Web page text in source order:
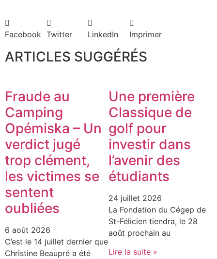
Facebook Twitter LinkedIn Imprimer
ARTICLES SUGGÉRÉS
Fraude au
Camping
Opémiska – Un
verdict jugé
trop clément,
les victimes se
sentent
oubliées
6 août 2026
C’est le 14 juillet dernier que
Christine Beaupré a été
Une première
Classique de
golf pour
investir dans
l’avenir des
étudiants
24 juillet 2026
La Fondation du Cégep de
St-Félicien tiendra, le 28
août prochain au
Lire la suite »